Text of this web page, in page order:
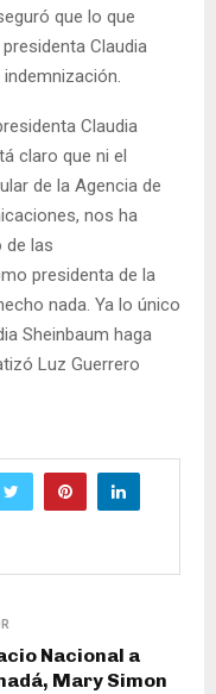
que lo que
Claudia
Claudia
claro que ni el
de la Agencia de
nos ha
de las
presidenta de la
nada. Ya lo único
Sheinbaum haga
Luz Guerrero
Nacional a
Mary Simon